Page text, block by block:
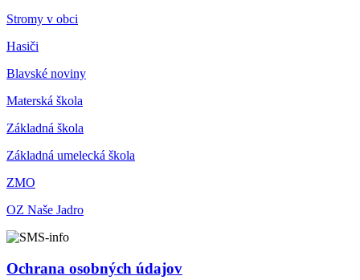
Stromy v obci
Hasiči
Blavské noviny
Materská škola
Základná škola
Základná umelecká škola
ZMO
OZ Naše Jadro
Ochrana osobných údajov